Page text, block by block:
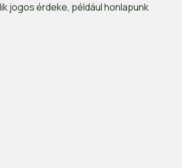
jogos érdeke, például honlapunk